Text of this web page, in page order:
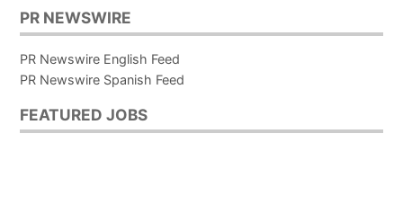
PR NEWSWIRE
PR Newswire English Feed
PR Newswire Spanish Feed
FEATURED JOBS